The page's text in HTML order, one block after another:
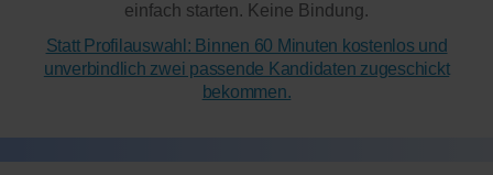
einfach starten. Keine Bindung.
Statt Profilauswahl: Binnen 60 Minuten kostenlos und
unverbindlich zwei passende Kandidaten zugeschickt
bekommen.